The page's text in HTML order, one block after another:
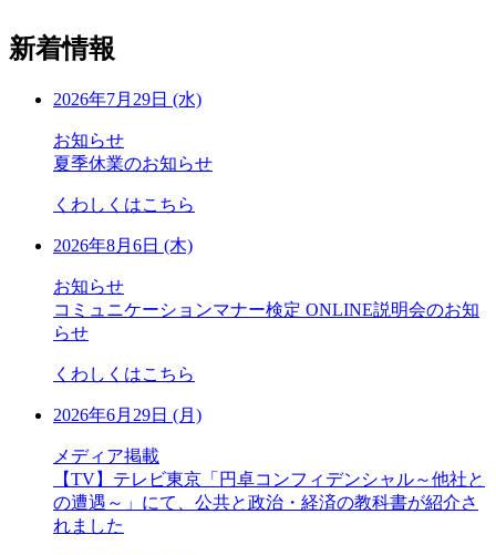
新着情報
2026年7月29日 (水)
お知らせ
夏季休業のお知らせ
くわしくはこちら
2026年8月6日 (木)
お知らせ
コミュニケーションマナー検定 ONLINE説明会のお知
らせ
くわしくはこちら
2026年6月29日 (月)
メディア掲載
【TV】テレビ東京「円卓コンフィデンシャル～他社と
の遭遇～」にて、公共と政治・経済の教科書が紹介さ
れました